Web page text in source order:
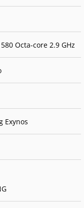
Octa-core 2.9 GHz
Exynos